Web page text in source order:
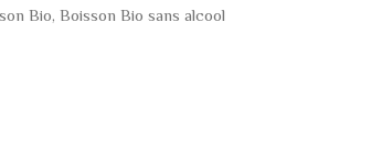
Bio, Boisson Bio sans alcool